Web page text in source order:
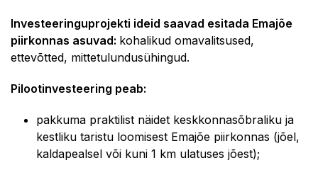
Investeeringuprojekti ideid saavad esitada Emajõe
piirkonnas asuvad: kohalikud omavalitsused,
ettevõtted, mittetulundusühingud.
Pilootinvesteering peab:
pakkuma praktilist näidet keskkonnasõbraliku ja
kestliku taristu loomisest Emajõe piirkonnas (jõel,
kaldapealsel või kuni 1 km ulatuses jõest);